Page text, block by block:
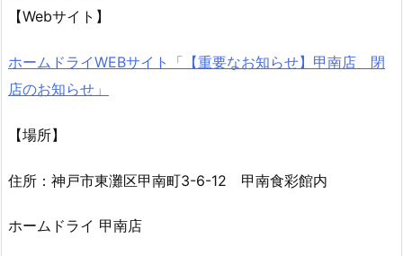
【Webサイト】
ホームドライWEBサイト「【重要なお知らせ】甲南店 閉
店のお知らせ」
【場所】
住所：神戸市東灘区甲南町3-6-12 甲南食彩館内
ホームドライ 甲南店